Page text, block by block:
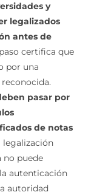
y
legalizados
antes de
certifica que
por una
pasar por
de notas
legalización
no puede
autenticación
autoridad